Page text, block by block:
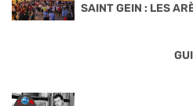
SAINT GEIN : LES